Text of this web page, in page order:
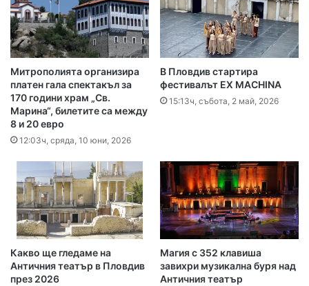
Митрополията организира
платен гала спектакъл за
170 години храм „Св.
Марина“, билетите са между
8 и 20 евро
12:03ч, сряда, 10 юни, 2026
В Пловдив стартира
фестивалът EX MACHINA
15:13ч, събота, 2 май, 2026
Какво ще гледаме на
Античния театър в Пловдив
през 2026
Магия с 352 клавиша
завихри музикална буря над
Античния театър